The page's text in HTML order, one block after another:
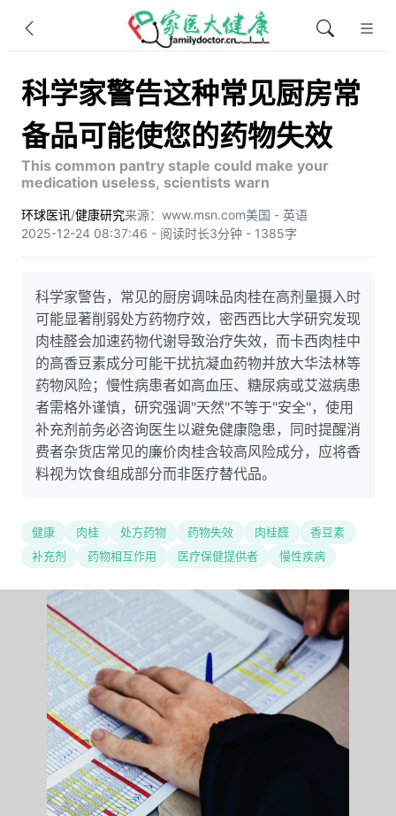
科学家警告这种常见厨房常
备品可能使您的药物失效
This common pantry staple could make your
medication useless, scientists warn
环球医讯/健康研究来源：www.msn.com美国 - 英语
2025-12-24 08:37:46 - 阅读时长3分钟 - 1385字
科学家警告，常见的厨房调味品肉桂在高剂量摄入时
可能显著削弱处方药物疗效，密西西比大学研究发现
肉桂醛会加速药物代谢导致治疗失效，而卡西肉桂中
的高香豆素成分可能干扰抗凝血药物并放大华法林等
药物风险；慢性病患者如高血压、糖尿病或艾滋病患
者需格外谨慎，研究强调"天然"不等于"安全"，使用
补充剂前务必咨询医生以避免健康隐患，同时提醒消
费者杂货店常见的廉价肉桂含较高风险成分，应将香
料视为饮食组成部分而非医疗替代品。
健康 肉桂 处方药物 药物失效 肉桂醛
香豆素
补充剂
药物相互作用 医疗保健提供者 慢性疾病